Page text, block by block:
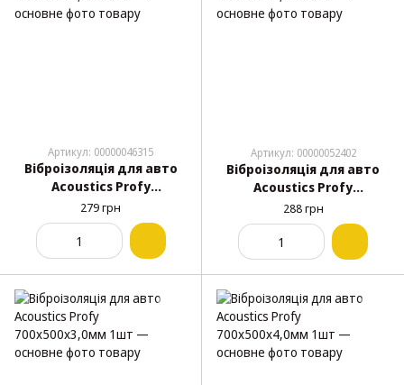
Артикул: 00000046315
Віброізоляція для авто
Acoustics Profy
700х500х1,8мм 1шт
279 грн
Артикул: 00000052402
Віброізоляція для авто
Acoustics Profy
700х500х2,2мм 1шт
288 грн